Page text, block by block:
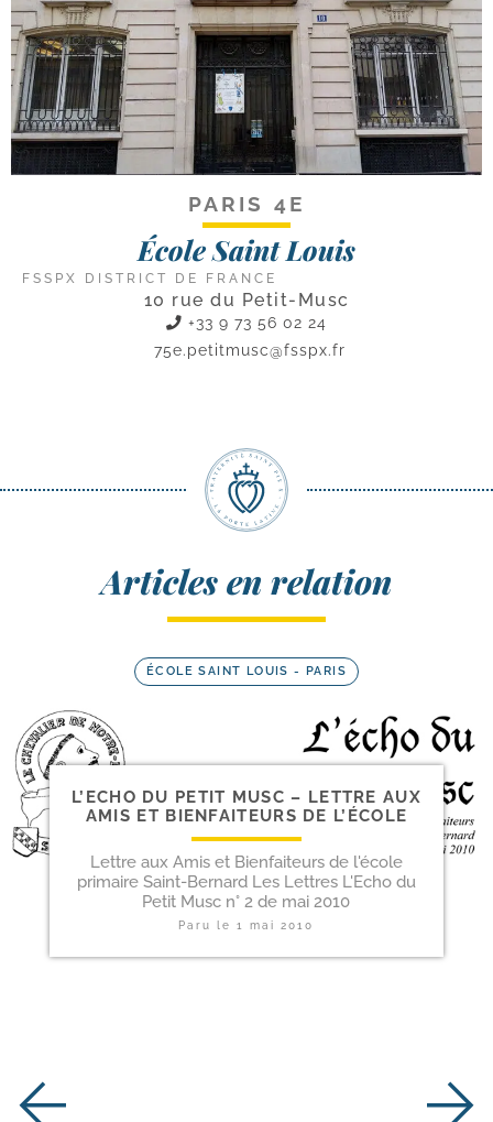
PARIS 4E
École Saint Louis
FSSPX DISTRICT DE FRANCE
10 rue du Petit-Musc
+33 9 73 56 02 24
75e.petitmusc@fsspx.fr
Articles en relation
ÉCOLE SAINT LOUIS - PARIS
L’ECHO DU PETIT MUSC – LETTRE AUX
AMIS ET BIENFAITEURS DE L’ÉCOLE
Lettre aux Amis et Bienfaiteurs de l'école
primaire Saint-Bernard Les Lettres L'Echo du
Petit Musc n° 2 de mai 2010
Paru le1 mai 2010